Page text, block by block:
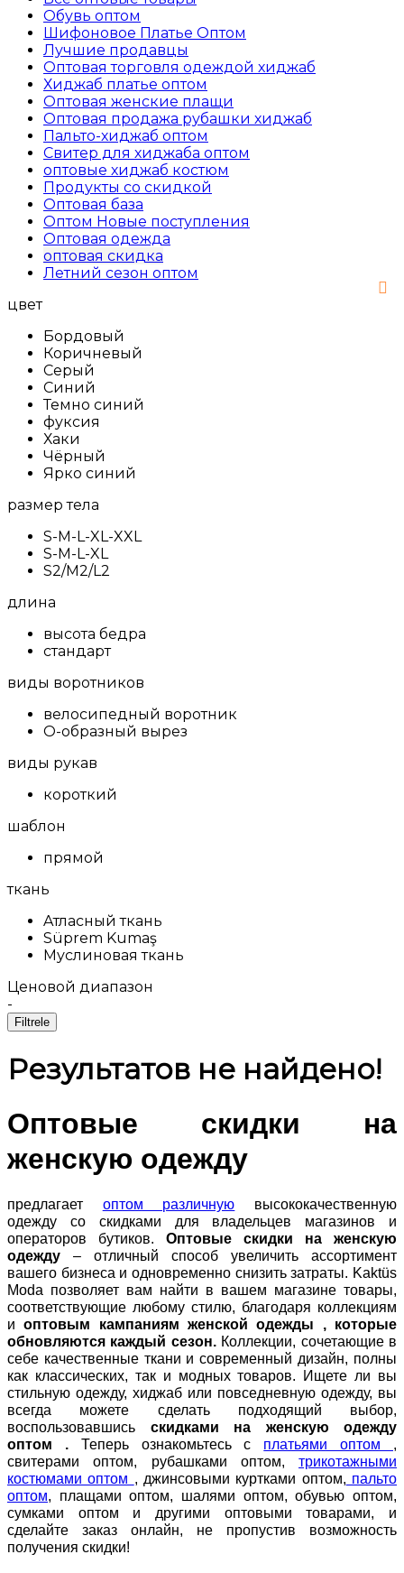
Обувь оптом
Шифоновое Платье Оптом
Лучшие продавцы
Оптовая торговля одеждой хиджаб
Хиджаб платье оптом
Оптовая женские плащи
Оптовая продажа рубашки хиджаб
Пальто-хиджаб оптом
Свитер для хиджаба оптом
оптовые хиджаб костюм
Продукты со скидкой
Оптовая база
Оптом Новые поступления
Оптовая одежда
оптовая скидка
Летний сезон оптом
цвет
Бордовый
Коричневый
Серый
Синий
Темно синий
фуксия
Хаки
Чёрный
Ярко синий
размер тела
S-M-L-XL-XXL
S-M-L-XL
S2/M2/L2
длина
высота бедра
стандарт
виды воротников
велосипедный воротник
О-образный вырез
виды рукав
короткий
шаблон
прямой
ткань
Aтласный ткань
Süprem Kumaş
Муслиновая ткань
Ценовой диапазон
-
Filtrele
Результатов не найдено!
Оптовые скидки на
женскую одежду
предлагает оптом различную высококачественную
одежду со скидками для владельцев магазинов и
операторов бутиков. Оптовые скидки на женскую
одежду – отличный способ увеличить ассортимент
вашего бизнеса и одновременно снизить затраты. Kaktüs
Moda позволяет вам найти в вашем магазине товары,
соответствующие любому стилю, благодаря коллекциям
иоптовым кампаниям женской одежды , которые
обновляются каждый сезон. Коллекции, сочетающие в
себе качественные ткани и современный дизайн, полны
как классических, так и модных товаров. Ищете ли вы
стильную одежду, хиджаб или повседневную одежду, вы
всегда можете сделать подходящий выбор,
воспользовавшись скидками на женскую одежду
оптом . Теперь ознакомьтесь с платьями оптом ,
свитерами оптом, рубашками оптом, трикотажными
костюмами оптом , джинсовыми куртками оптом, пальто
оптом, плащами оптом, шалями оптом, обувью оптом,
сумками оптом и другими оптовыми товарами, и
сделайте заказ онлайн, не пропустив возможность
получения скидки!